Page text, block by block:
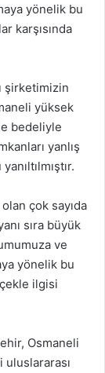
yönelik bu
karşısında
şirketimizin
yüksek
bedeliyle
yanlış
çok sayıda
sıra büyük
ve
yönelik bu
ilgisi
Osmaneli
uluslararası